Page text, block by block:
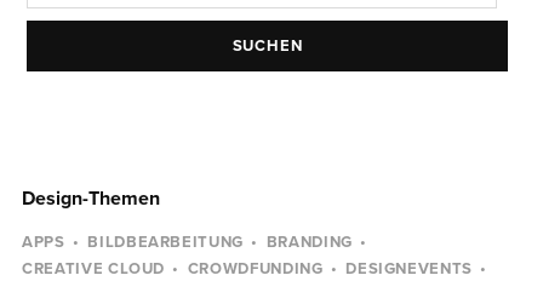
SUCHEN
Design-Themen
APPS BILDBEARBEITUNG
BRANDING
CREATIVE CLOUD
CROWDFUNDING
DESIGNEVENTS